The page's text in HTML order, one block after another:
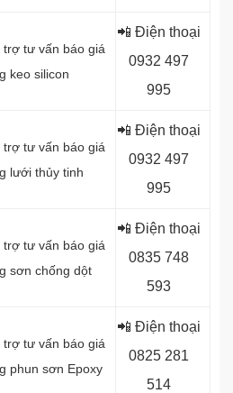
tư vấn báo giá
keo silicon
📲 Điện thoại
0932 497
995
tư vấn báo giá
lưới thủy tinh
📲 Điện thoại
0932 497
995
tư vấn báo giá
sơn chống dột
📲 Điện thoại
0835 748
593
tư vấn báo giá
phun sơn Epoxy
📲 Điện thoại
0825 281
514